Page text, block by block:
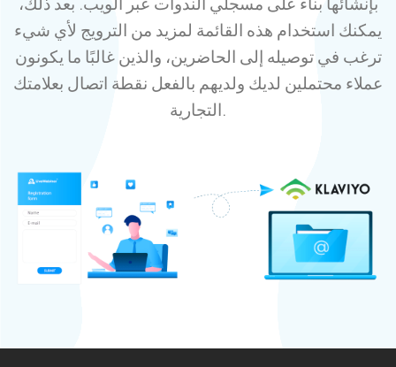
يمكنك استخدام هذه القائمة لمزيد من الترويج لأي شيء
ترغب في توصيله إلى الحاضرين، والذين غالبًا ما يكونون
عملاء محتملين لديك ولديهم بالفعل نقطة اتصال بعلامتك
التجارية.